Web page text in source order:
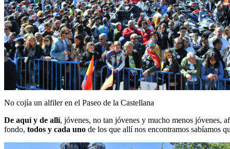
No cojía un alfiler en el Paseo de la Castellana
De aquí y de allí, jóvenes, no tan jóvenes y mucho menos jóvenes,
fondo, todos y cada uno de los que allí nos encontramos sabíamos